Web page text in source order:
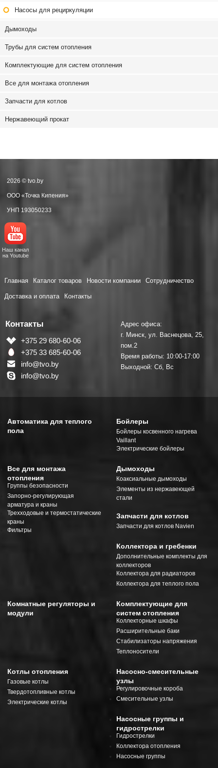
Насосы для рециркуляции
Дымоходы
Трубы для систем отопления
Комплектующие для систем отопления
Все для монтажа отопления
Запчасти для котлов
Нержавеющий прокат
2026 © tvo.by
ООО «Точка Кипения»
УНП 193050233
Наш канал
на Youtube
Главная Каталог товаров Новости компании Сотрудничество
Доставка и оплата Контакты
Контакты
+375 29 680-60-06
+375 33 685-60-06
info@tvo.by
info@tvo.by
Адрес офиса:
г. Минск, ул. Васнецова, 25,
пом.2
Время работы: 10:00-17:00
Выходной: Сб, Вс
Автоматика для теплого
пола
Бойлеры
Бойлеры косвенного нагрева
Vaillant
Электрические бойлеры
Все для монтажа
отопления
Группы безопасности
Запорно-регулирующая
арматура и краны
Трехходовые и термостатические
краны
Фильтры
Дымоходы
Коаксиальные дымоходы
Элементы из нержавеющей
стали
Запчасти для котлов
Запчасти для котлов Navien
Коллектора и гребенки
Дополнительные комплекты для
коллекторов
Коллектора для радиаторов
Коллектора для теплого пола
Комнатные регуляторы и
модули
Комплектующие для
систем отопления
Коллекторные шкафы
Расширительные баки
Стабилизаторы напряжения
Теплоносители
Котлы отопления
Газовые котлы
Твердотопливные котлы
Электрические котлы
Насосно-смесительные
узлы
Регулировочные короба
Смесительные узлы
Насосные группы и
гидрострелки
Гидрострелки
Коллектора отопления
Насосные группы